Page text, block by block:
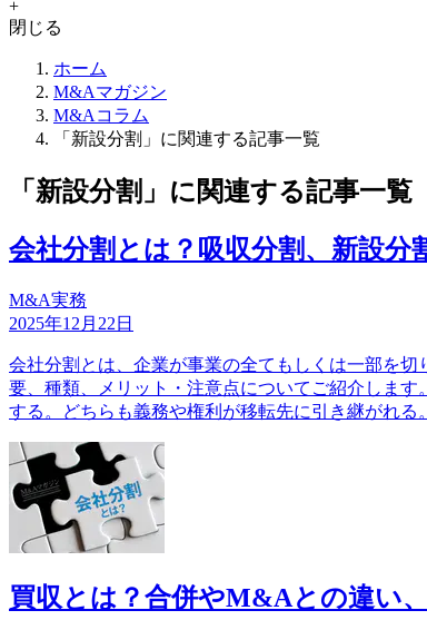
+
閉じる
ホーム
M&Aマガジン
M&Aコラム
「新設分割」に関連する記事一覧
「新設分割」に関連する記事一覧
会社分割とは？吸収分割、新設
M&A実務
2025年12月22日
会社分割とは、企業が事業の全てもしくは一部を
要、種類、メリット・注意点についてご紹介しま
する。どちらも義務や権利が移転先に引き継がれる
買収とは？合併やM&Aとの違い